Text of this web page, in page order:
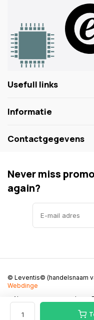
Usefull links
Informatie
Contactgegevens
Never miss
again?
Algemene voorwaarden
© Leventis© (handelsnaam
Webdinge